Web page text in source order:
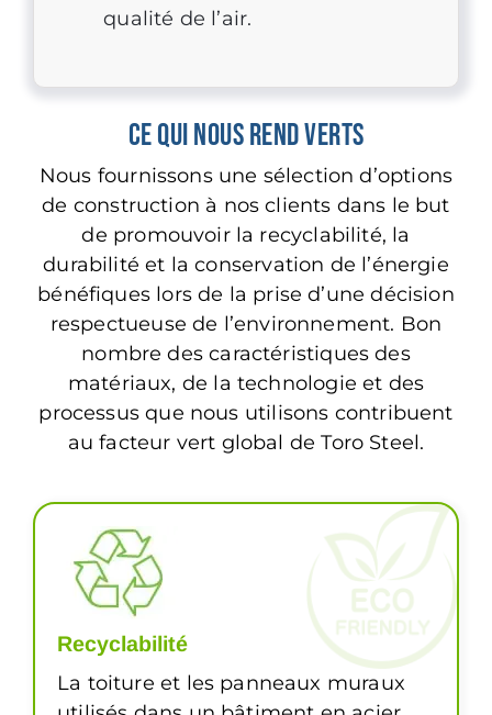
qualité de l’air.
Ce qui nous rend verts
Nous fournissons une sélection d’options
de construction à nos clients dans le but
de promouvoir la recyclabilité, la
durabilité et la conservation de l’énergie
bénéfiques lors de la prise d’une décision
respectueuse de l’environnement. Bon
nombre des caractéristiques des
matériaux, de la technologie et des
processus que nous utilisons contribuent
au facteur vert global de Toro Steel.
Recyclabilité
La toiture et les panneaux muraux